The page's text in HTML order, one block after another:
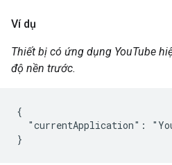
Ví dụ
Thiết bị có ứng dụng YouTube
độ nền trước.
{
"currentApplication":
}